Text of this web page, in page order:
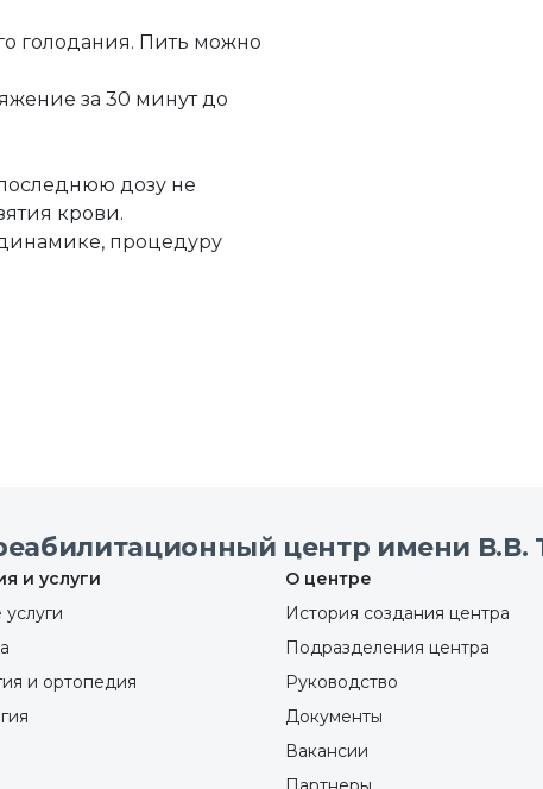
голодания. Пить можно
за 30 минут до
дозу не
крови.
процедуру
центр имени В.В.
и услуги
и ортопедия
О центре
История создания центра
Подразделения центра
Руководство
Документы
Вакансии